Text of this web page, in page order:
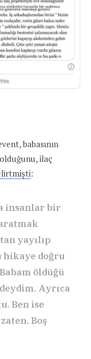
babasının
ilaç
:
insanlar bir
yayılıp
hikaye doğru
öldüğü
Ayrıca
Ben ise
Boş